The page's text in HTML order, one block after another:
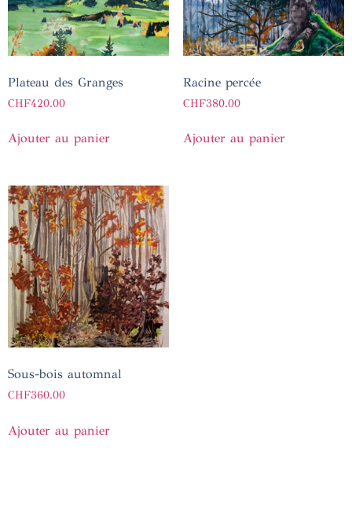
Plateau des Granges
CHF420.00
Ajouter au panier
Racine percée
CHF380.00
Ajouter au panier
Sous-bois automnal
CHF360.00
Ajouter au panier